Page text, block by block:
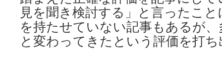
見を聞き検討する」と言ったこ
を持たせていない記事もあるが
と変わってきたという評価を打